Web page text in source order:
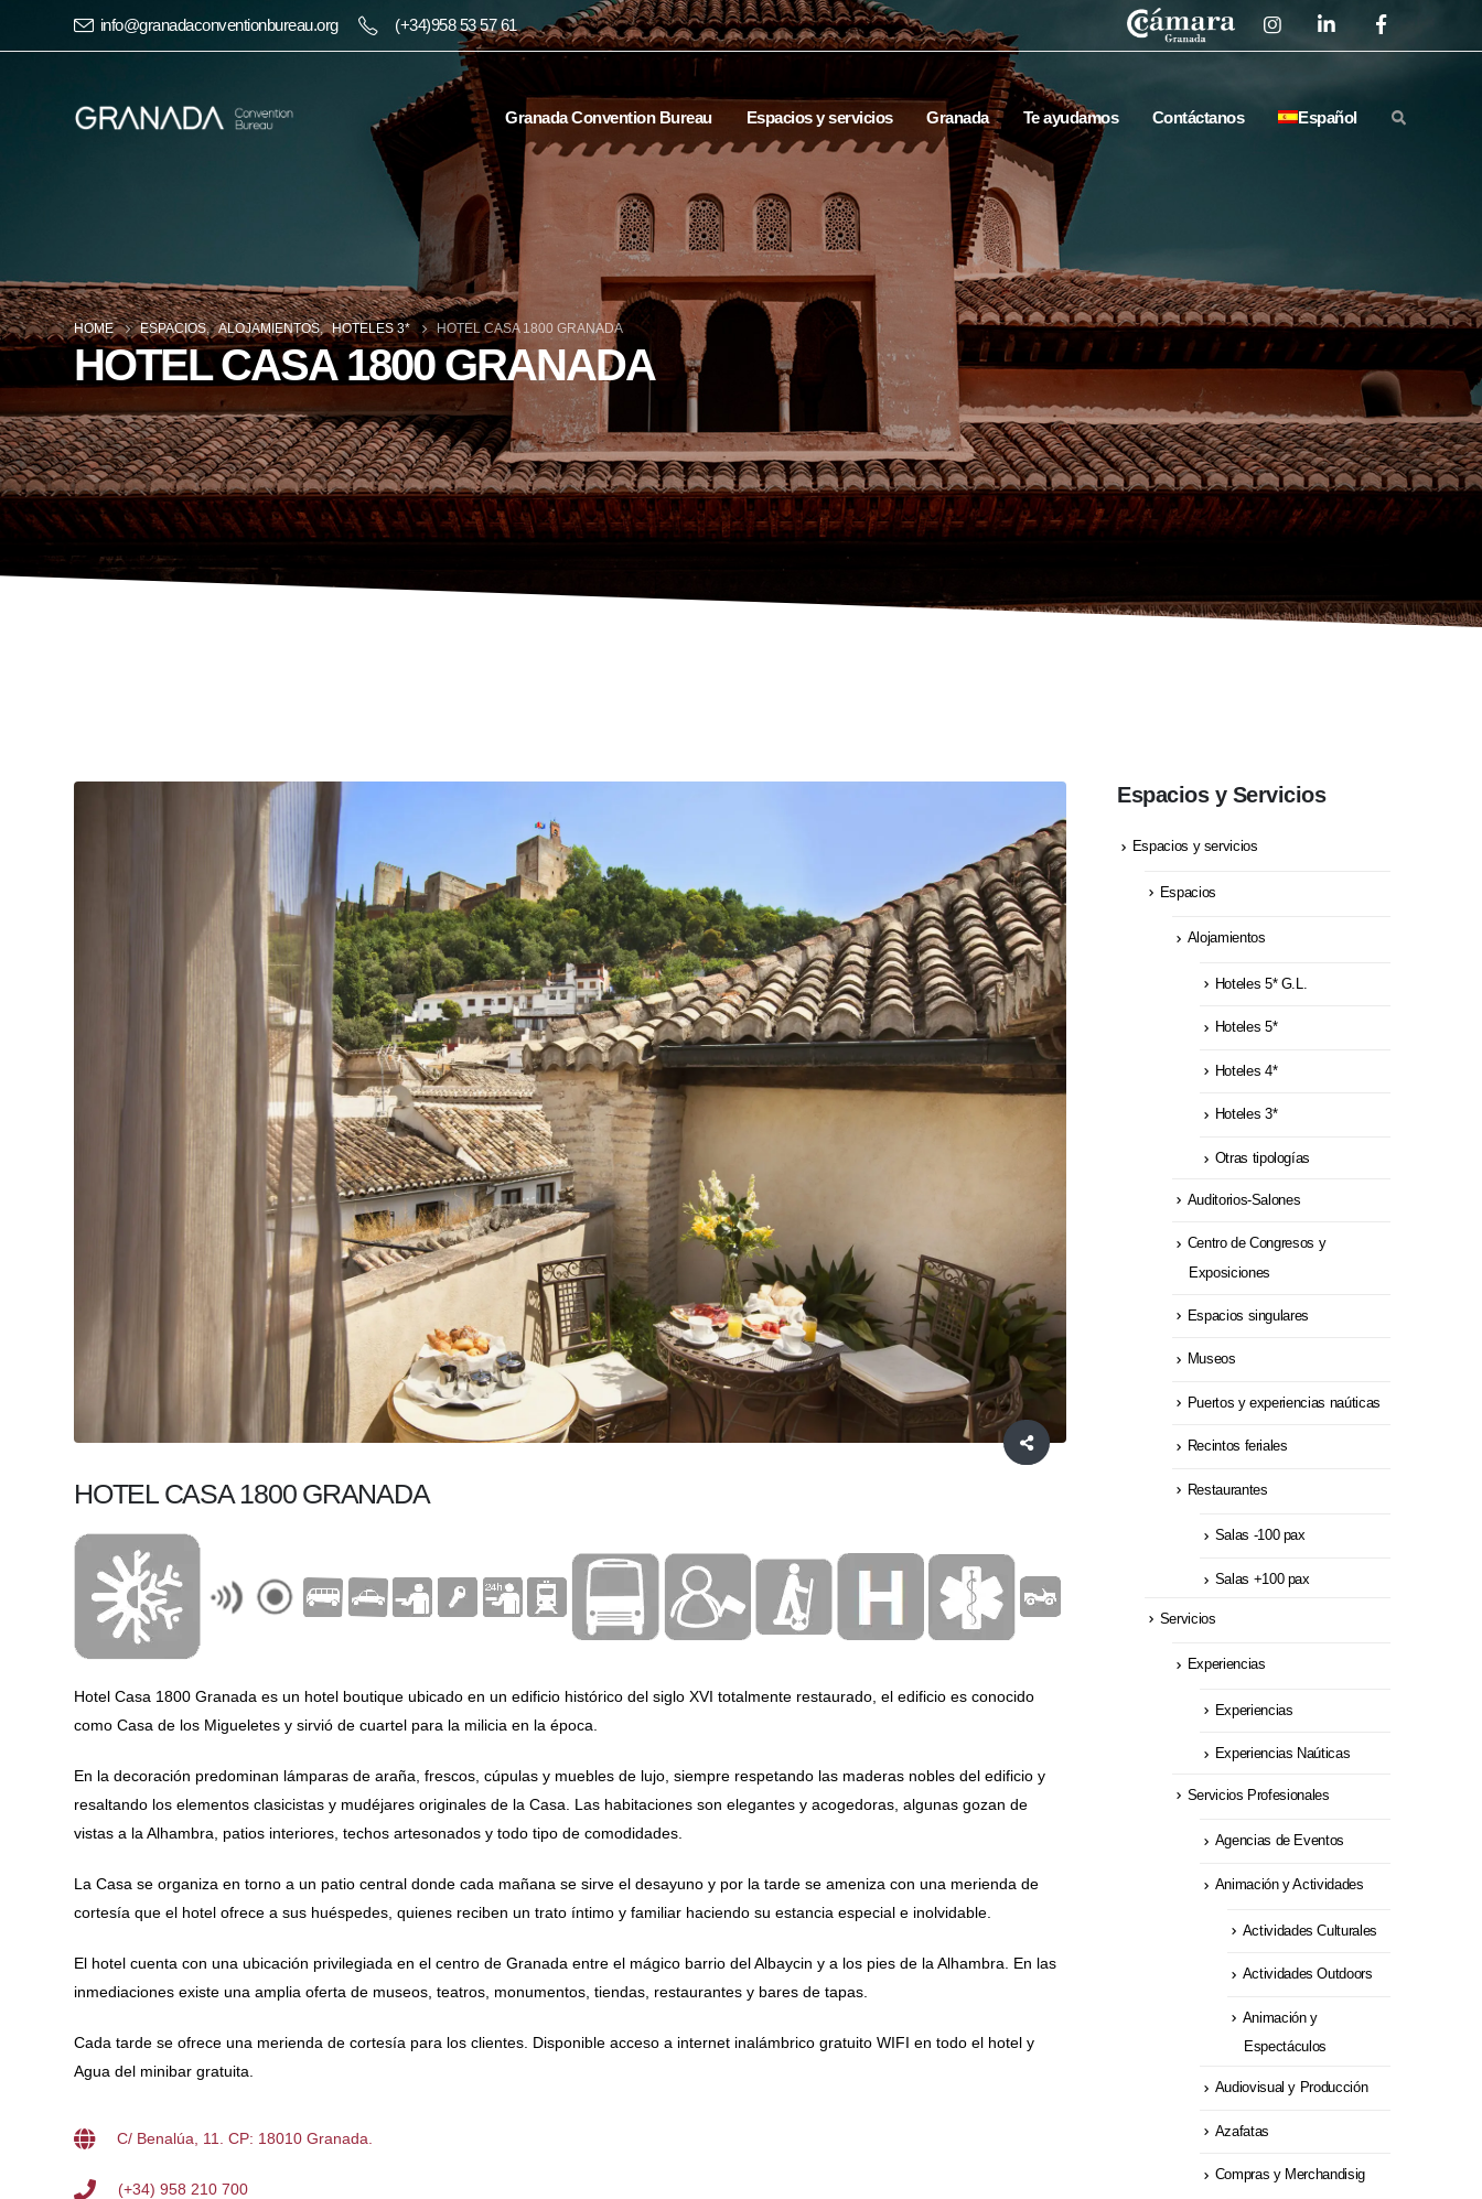
info@granadaconventionbureau.org (+34)958 53 57 61
Granada Convention Bureau Espacios y servicios Granada Te ayudamos Contáctanos Español
HOME ESPACIOS, ALOJAMIENTOS, HOTELES 3* HOTEL CASA 1800 GRANADA
HOTEL CASA 1800 GRANADA
HOTEL CASA 1800 GRANADA
Hotel Casa 1800 Granada es un hotel boutique ubicado en un edificio histórico del siglo XVI totalmente restaurado, el edificio es conocido
como Casa de los Migueletes y sirvió de cuartel para la milicia en la época.
En la decoración predominan lámparas de araña, frescos, cúpulas y muebles de lujo, siempre respetando las maderas nobles del edificio y
resaltando los elementos clasicistas y mudéjares originales de la Casa. Las habitaciones son elegantes y acogedoras, algunas gozan de
vistas a la Alhambra, patios interiores, techos artesonados y todo tipo de comodidades.
La Casa se organiza en torno a un patio central donde cada mañana se sirve el desayuno y por la tarde se ameniza con una merienda de
cortesía que el hotel ofrece a sus huéspedes, quienes reciben un trato íntimo y familiar haciendo su estancia especial e inolvidable.
El hotel cuenta con una ubicación privilegiada en el centro de Granada entre el mágico barrio del Albaycin y a los pies de la Alhambra. En las
inmediaciones existe una amplia oferta de museos, teatros, monumentos, tiendas, restaurantes y bares de tapas.
Cada tarde se ofrece una merienda de cortesía para los clientes. Disponible acceso a internet inalámbrico gratuito WIFI en todo el hotel y
Agua del minibar gratuita.
C/ Benalúa, 11. CP: 18010 Granada.
(+34) 958 210 700
Espacios y Servicios
Espacios y servicios
Espacios
Alojamientos
Hoteles 5* G.L.
Hoteles 5*
Hoteles 4*
Hoteles 3*
Otras tipologías
Auditorios-Salones
Centro de Congresos y
Exposiciones
Espacios singulares
Museos
Puertos y experiencias naúticas
Recintos feriales
Restaurantes
Salas -100 pax
Salas +100 pax
Servicios
Experiencias
Experiencias
Experiencias Naúticas
Servicios Profesionales
Agencias de Eventos
Animación y Actividades
Actividades Culturales
Actividades Outdoors
Animación y
Espectáculos
Audiovisual y Producción
Azafatas
Compras y Merchandisig